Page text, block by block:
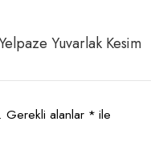
Yuvarlak Kesim
Gerekli alanlar * ile